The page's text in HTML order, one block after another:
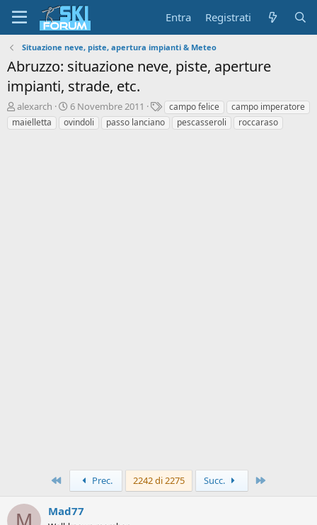
Entra Registrati
Situazione neve, piste, apertura impianti & Meteo
Abruzzo: situazione neve, piste, aperture
impianti, strade, etc.
A
u
t
alexarch
D
a
t
6 Novembre 2011
T
a
g
campo felice
campo imperatore
maielletta
ovindoli passo lanciano pescasseroli roccaraso
Primo Prec. 2242 di 2275 Succ.
M Mad77